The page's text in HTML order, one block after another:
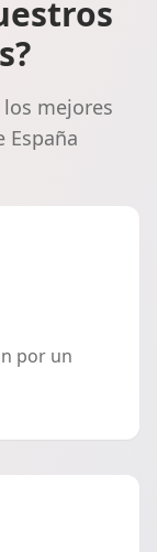
mejores
España
por un